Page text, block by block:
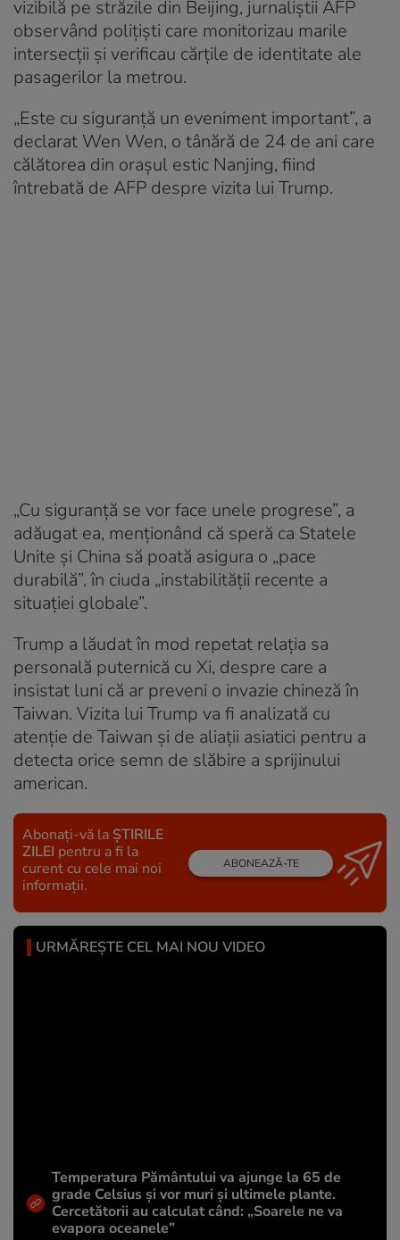
vizibilă pe străzile din Beijing, jurnaliștii AFP
observând polițiști care monitorizau marile
intersecții și verificau cărțile de identitate ale
pasagerilor la metrou.
„Este cu siguranță un eveniment important”, a
declarat Wen Wen, o tânără de 24 de ani care
călătorea din orașul estic Nanjing, fiind
întrebată de AFP despre vizita lui Trump.
„Cu siguranță se vor face unele progrese”, a
adăugat ea, menționând că speră ca Statele
Unite și China să poată asigura o „pace
durabilă”, în ciuda „instabilității recente a
situației globale”.
Trump a lăudat în mod repetat relația sa
personală puternică cu Xi, despre care a
insistat luni că ar preveni o invazie chineză în
Taiwan. Vizita lui Trump va fi analizată cu
atenție de Taiwan și de aliații asiatici pentru a
detecta orice semn de slăbire a sprijinului
american.
Abonați-vă la ȘTIRILE
ZILEI pentru a fi la
curent cu cele mai noi
informații.
ABONEAZĂ-TE
URMĂREȘTE CEL MAI NOU VIDEO
Temperatura Pământului va ajunge la 65 de
grade Celsius și vor muri și ultimele plante.
Cercetătorii au calculat când: „Soarele ne va
evapora oceanele”